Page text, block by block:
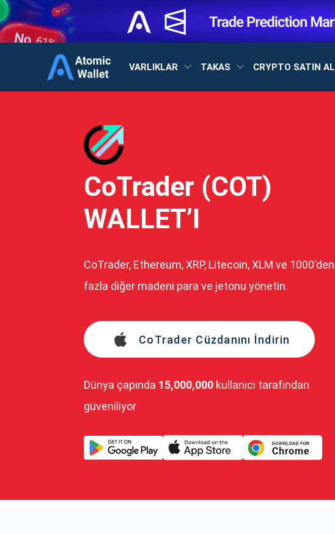
VARLIKLAR TAKAS CRYPTO SATIN AL
CoTrader (COT)
WALLET’I
CoTrader, Ethereum, XRP, Litecoin, XLM ve 1000'den
fazla diğer madeni para ve jetonu yönetin.
CoTrader Cüzdanını İndirin
Dünya çapında 15,000,000 kullanıcı tarafından
güveniliyor